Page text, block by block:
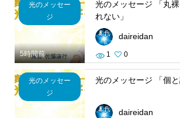
5時間前
光のメッセー
ジ
光のメッセージ 「丸裸になることを恐
れない」
daireidan
1 0
光のメッセー
ジ
光のメッセ
daireidan